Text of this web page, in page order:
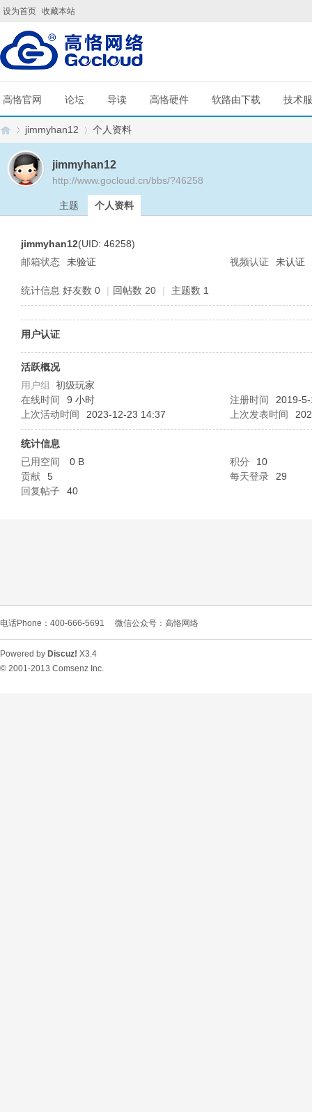
设为首页 收藏本站
高恪官网 论坛 导读 高恪硬件 软路由下载 技术
L
jimmyhan12 个人资料
jimmyhan12
http://www.gocloud.cn/bbs/?46258
主题 个人资料
jimmyhan12(UID: 46258)
邮箱状态
未验证 视频认证 未认证
统计信息 好友数 0 | 回帖数 20 | 主题数 1
用户认证
活跃概况
用户组 初级玩家
在线时间
9 小时 注册时间
2019-
上次活动时间
2023-12-23 14:37 上次发表时间
统计信息
已用空间
0 B 积分
10
贡献
5 每天登录
29
回复帖子
40
电话Phone：400-666-5691 微信公众号：高恪网络
Powered by Discuz! X3.4
© 2001-2013 Comsenz Inc.